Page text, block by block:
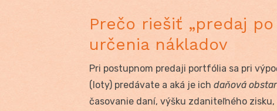
Prečo riešiť „predaj
určenia nákladov
Pri postupnom predaji portfólia sa pri
(loty) predávate a aká je ich daňová
časovanie daní, výšku zdaniteľného